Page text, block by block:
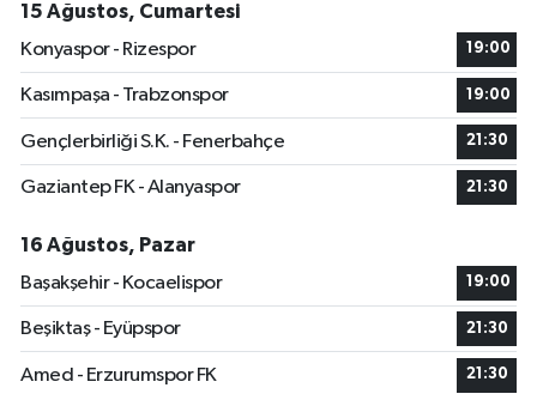
15 Ağustos, Cumartesi
Konyaspor - Rizespor
19:00
Kasımpaşa - Trabzonspor 19:00
Gençlerbirliği S.K. - Fenerbahçe 21:30
Gaziantep FK - Alanyaspor 21:30
16 Ağustos, Pazar
Başakşehir - Kocaelispor
19:00
Beşiktaş - Eyüpspor 21:30
Amed - Erzurumspor FK 21:30